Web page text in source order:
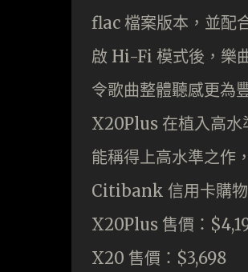
flac 檔案版本，並配
啟 Hi-Fi 模式後，樂
令歌曲整體聽感更為
X20Plus 在植入高水
能稱得上高水準之作
Citibank 信用卡購物
X20Plus 售價：
X20 售價：$3,698